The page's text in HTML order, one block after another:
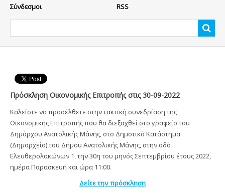
Σύνδεσμοι RSS
Πρόσκληση Οικονομικής Επιτροπής στις 30-09-2022
Καλείστε να προσέλθετε στην τακτική συνεδρίαση της
Οικονομικής Επιτροπής που θα διεξαχθεί στο γραφείο του
Δημάρχου Ανατολικής Μάνης, στο Δημοτικό Κατάστημα
(Δημαρχείο) του Δήμου Ανατολικής Μάνης, στην οδό
Ελευθερολακώνων 1, την 30η του μηνός Σεπτεμβρίου έτους 2022,
ημέρα Παρασκευή και ώρα 11:00.
Δείτε την πρόσκληση